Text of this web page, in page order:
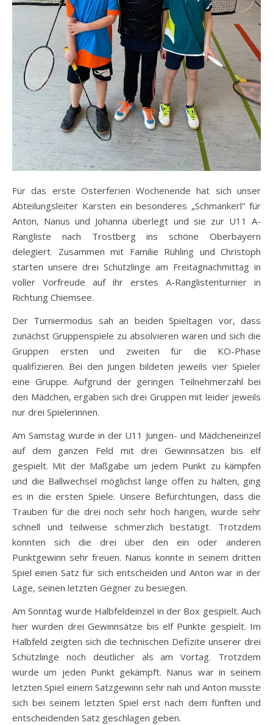
Für das erste Osterferien Wochenende hat sich unser
Abteilungsleiter Karsten ein besonderes „Schmankerl“ für
Anton, Nanus und Johanna überlegt und sie zur U11 A-
Rangliste nach Trostberg ins schöne Oberbayern
delegiert. Zusammen mit Familie Rühling und Christoph
starten unsere drei Schützlinge am Freitagnachmittag in
voller Vorfreude auf ihr erstes A-Ranglistenturnier in
Richtung Chiemsee.
Der Turniermodus sah an beiden Spieltagen vor, dass
zunächst Gruppenspiele zu absolvieren waren und sich die
Gruppen ersten und zweiten für die KO-Phase
qualifizieren. Bei den Jungen bildeten jeweils vier Spieler
eine Gruppe. Aufgrund der geringen Teilnehmerzahl bei
den Mädchen, ergaben sich drei Gruppen mit leider jeweils
nur drei Spielerinnen.
Am Samstag wurde in der U11 Jungen- und Mädcheneinzel
auf dem ganzen Feld mit drei Gewinnsätzen bis elf
gespielt. Mit der Maßgabe um jedem Punkt zu kämpfen
und die Ballwechsel möglichst lange offen zu halten, ging
es in die ersten Spiele. Unsere Befürchtungen, dass die
Trauben für die drei noch sehr hoch hängen, wurde sehr
schnell und teilweise schmerzlich bestätigt. Trotzdem
konnten sich die drei über den ein oder anderen
Punktgewinn sehr freuen. Nanus konnte in seinem dritten
Spiel einen Satz für sich entscheiden und Anton war in der
Lage, seinen letzten Gegner zu besiegen.
Am Sonntag wurde Halbfeldeinzel in der Box gespielt. Auch
hier wurden drei Gewinnsätze bis elf Punkte gespielt. Im
Halbfeld zeigten sich die technischen Defizite unserer drei
Schützlinge noch deutlicher als am Vortag. Trotzdem
wurde um jeden Punkt gekämpft. Nanus war in seinem
letzten Spiel einem Satzgewinn sehr nah und Anton musste
sich bei seinem letzten Spiel erst nach dem fünften und
entscheidenden Satz geschlagen geben.